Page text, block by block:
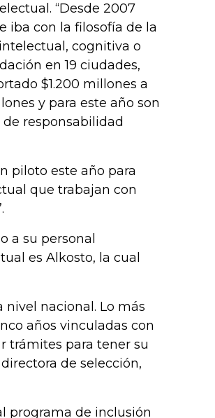
“Desde 2007
iba con la filosofía de la
cognitiva o
en 19 ciudades,
$1.200 millones a
y para este año son
responsabilidad
piloto este año para
que trabajan con
a su personal
es Alkosto, la cual
nivel nacional. Lo más
años vinculadas con
trámites para tener su
de selección,
programa de inclusión